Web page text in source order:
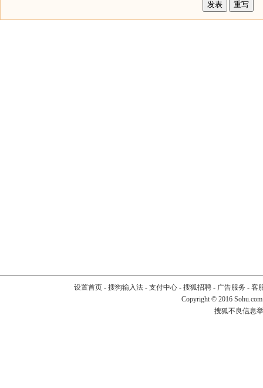
设置首页- 搜狗输入法- 支付中心- 搜狐招聘- 广告服务 - 客
Copyright © 2016
搜狐不良信息